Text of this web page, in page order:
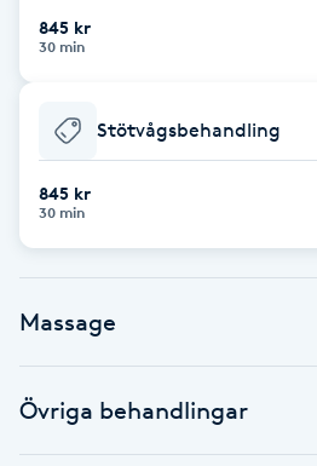
Brynfärgning
Celluliter
Coachning
Color correction
845 kr
30 min
Stötvågsbehandling
845 kr
30 min
Massage
Övriga behandlingar